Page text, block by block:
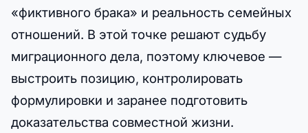
«фиктивного брака» и реальность семейных
отношений. В этой точке решают судьбу
миграционного дела, поэтому ключевое —
выстроить позицию, контролировать
формулировки и заранее подготовить
доказательства совместной жизни.